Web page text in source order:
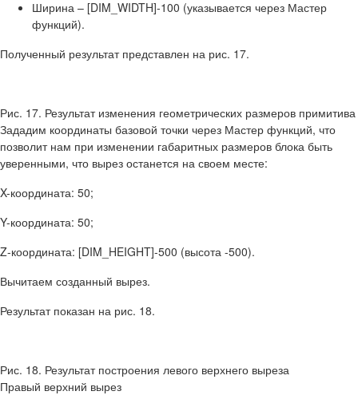
Ширина – [DIM_WIDTH]-100 (указывается через Мастер
функций).
Полученный результат представлен на рис. 17.
Рис. 17. Результат изменения геометрических размеров примитива
Зададим координаты базовой точки через Мастер функций, что
позволит нам при изменении габаритных размеров блока быть
уверенными, что вырез останется на своем месте:
X-координата: 50;
Y-координата: 50;
Z-координата: [DIM_HEIGHT]-500 (высота -500).
Вычитаем созданный вырез.
Результат показан на рис. 18.
Рис. 18. Результат построения левого верхнего выреза
Правый верхний вырез